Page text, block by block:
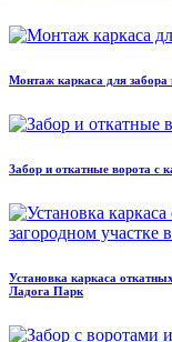
Монтаж каркаса для забора
Забор и откатные ворота с
Установка каркаса
Ладога Парк